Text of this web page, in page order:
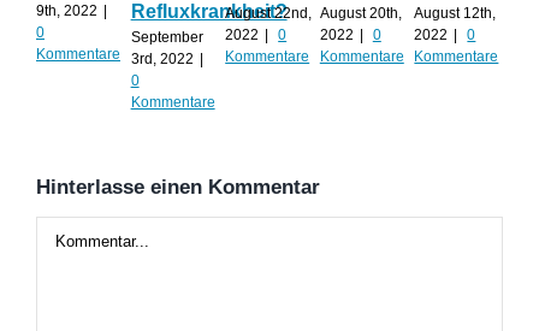
9th, 2022
0
Kommentare
Refluxkrankheit?
September
3rd, 2022
0
Kommentare
August 22nd,
2022
0
Kommentare
August 20th,
2022
0
Kommentare
August 12th,
2022
0
Kommentare
Hinterlasse einen Kommentar